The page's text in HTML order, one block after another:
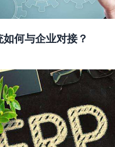
何与企业对接？